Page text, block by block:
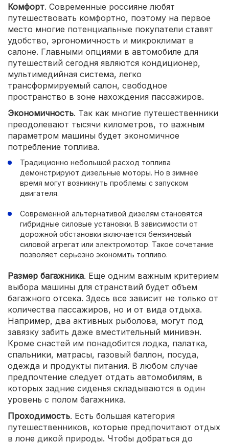
Комфорт. Современные россияне любят
путешествовать комфортно, поэтому на первое
место многие потенциальные покупатели ставят
удобство, эргономичность и микроклимат в
салоне. Главными опциями в автомобиле для
путешествий сегодня являются кондиционер,
мультимедийная система, легко
трансформируемый салон, свободное
пространство в зоне нахождения пассажиров.
Экономичность. Так как многие путешественники
преодолевают тысячи километров, то важным
параметром машины будет экономичное
потребление топлива.
Традиционно небольшой расход топлива
демонстрируют дизельные моторы. Но в зимнее
время могут возникнуть проблемы с запуском
двигателя.
Современной альтернативой дизелям становятся
гибридные силовые установки. В зависимости от
дорожной обстановки включается бензиновый
силовой агрегат или электромотор. Такое сочетание
позволяет серьезно экономить топливо.
Размер багажника. Еще одним важным критерием
выбора машины для странствий будет объем
багажного отсека. Здесь все зависит не только от
количества пассажиров, но и от вида отдыха.
Например, два активных рыболова, могут под
завязку забить даже вместительный минивэн.
Кроме снастей им понадобится лодка, палатка,
спальники, матрасы, газовый баллон, посуда,
одежда и продукты питания. В любом случае
предпочтение следует отдать автомобилям, в
которых задние сиденья складываются в один
уровень с полом багажника.
Проходимость. Есть большая категория
путешественников, которые предпочитают отдых
в лоне дикой природы. Чтобы добраться до